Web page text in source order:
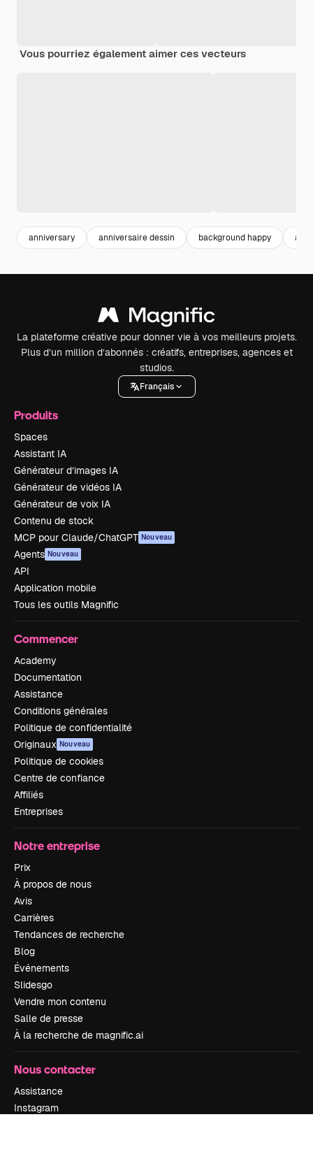
Vous pourriez également aimer ces vecteurs
anniversary anniversaire dessin background happy
La plateforme créative pour donner vie à vos meilleurs projets.
Plus d’un million d’abonnés : créatifs, entreprises, agences et
studios.
Français
Produits
Spaces
Assistant IA
Générateur d’images IA
Générateur de vidéos IA
Générateur de voix IA
Contenu de stock
MCP pour Claude/ChatGPT Nouveau
Agents Nouveau
API
Application mobile
Tous les outils Magnific
Commencer
Academy
Documentation
Assistance
Conditions générales
Politique de confidentialité
Originaux Nouveau
Politique de cookies
Centre de confiance
Affiliés
Entreprises
Notre entreprise
Prix
À propos de nous
Avis
Carrières
Tendances de recherche
Blog
Événements
Slidesgo
Vendre mon contenu
Salle de presse
À la recherche de magnific.ai
Nous contacter
Assistance
Instagram